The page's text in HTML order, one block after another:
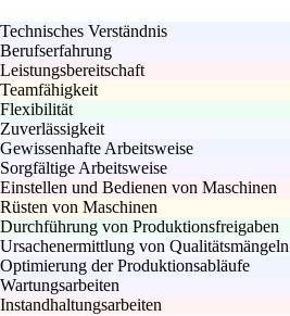
Technisches Verständnis
Berufserfahrung
Leistungsbereitschaft
Teamfähigkeit
Flexibilität
Zuverlässigkeit
Gewissenhafte Arbeitsweise
Sorgfältige Arbeitsweise
Einstellen und Bedienen von Maschinen
Rüsten von Maschinen
Durchführung von Produktionsfreigaben
Ursachenermittlung von Qualitätsmängeln
Optimierung der Produktionsabläufe
Wartungsarbeiten
Instandhaltungsarbeiten